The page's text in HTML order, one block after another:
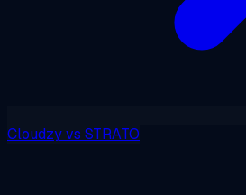
Cloudzyvs STRATO